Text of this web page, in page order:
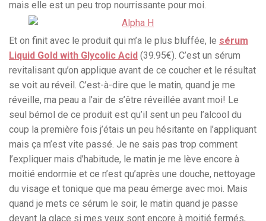
mais elle est un peu trop nourrissante pour moi.
Et on finit avec le produit qui m’a le plus bluffée, le sérum
Liquid Gold with Glycolic Acid (39.95€). C’est un sérum
revitalisant qu’on applique avant de ce coucher et le résultat
se voit au réveil. C’est-à-dire que le matin, quand je me
réveille, ma peau a l’air de s’être réveillée avant moi! Le
seul bémol de ce produit est qu’il sent un peu l’alcool du
coup la première fois j’étais un peu hésitante en l’appliquant
mais ça m’est vite passé. Je ne sais pas trop comment
l’expliquer mais d’habitude, le matin je me lève encore à
moitié endormie et ce n’est qu’après une douche, nettoyage
du visage et tonique que ma peau émerge avec moi. Mais
quand je mets ce sérum le soir, le matin quand je passe
devant la glace si mes yeux sont encore à moitié fermés,